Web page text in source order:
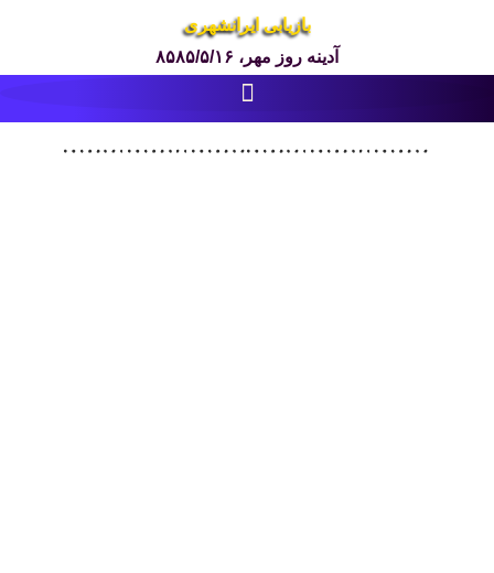
بازیابی ایرانشهری
آدینه روز مهر، ۸۵۸۵/۵/۱۶